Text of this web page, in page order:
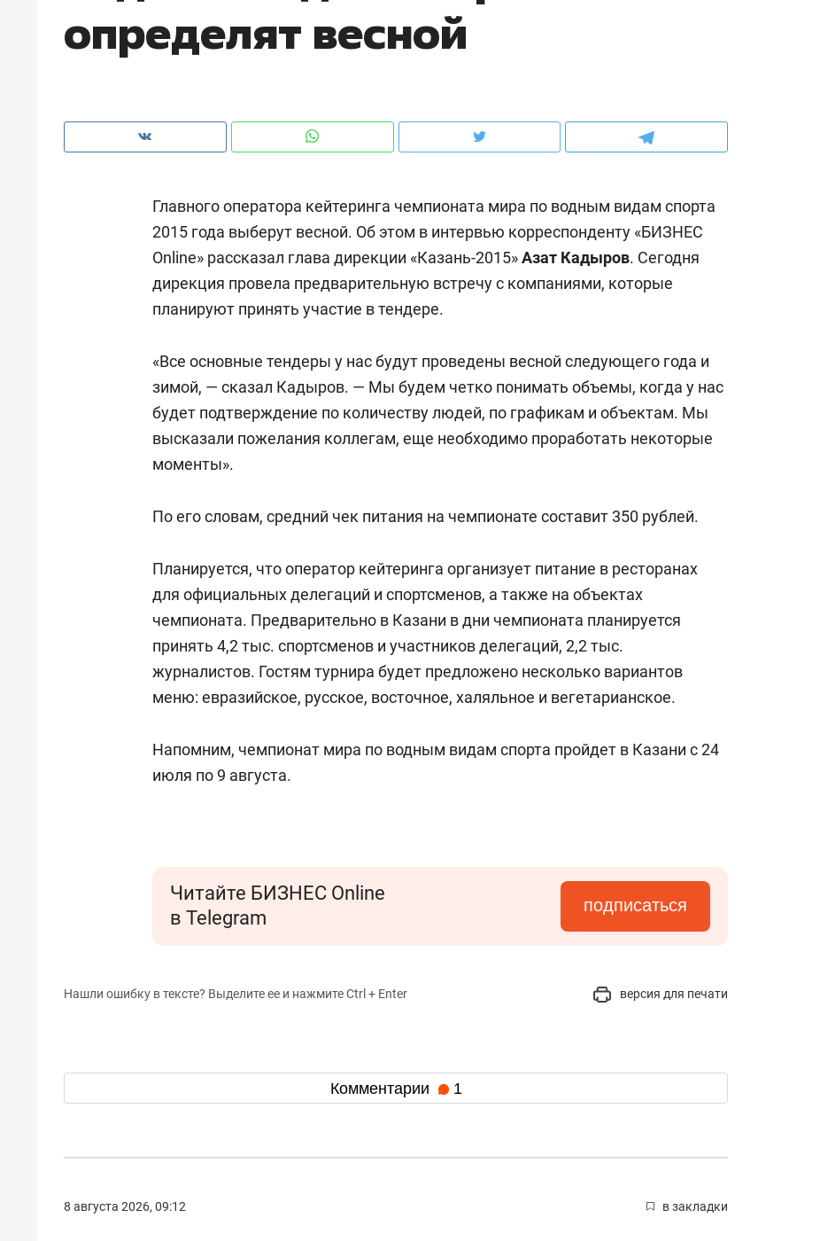
определят весной
Главного оператора кейтеринга чемпионата мира по водным видам спорта
2015 года выберут весной. Об этом в интервью корреспонденту «БИЗНЕС
Online» рассказал глава дирекции «Казань-2015»Азат Кадыров. Сегодня
дирекция провела предварительную встречу с компаниями, которые
планируют принять участие в тендере.
«Все основные тендеры у нас будут проведены весной следующего года и
зимой, — сказал Кадыров. — Мы будем четко понимать объемы, когда у нас
будет подтверждение по количеству людей, по графикам и объектам. Мы
высказали пожелания коллегам, еще необходимо проработать некоторые
моменты».
По его словам, средний чек питания на чемпионате составит 350 рублей.
Планируется, что оператор кейтеринга организует питание в ресторанах
для официальных делегаций и спортсменов, а также на объектах
чемпионата. Предварительно в Казани в дни чемпионата планируется
принять 4,2 тыс. спортсменов и участников делегаций, 2,2 тыс.
журналистов. Гостям турнира будет предложено несколько вариантов
меню: евразийское, русское, восточное, халяльное и вегетарианское.
Напомним, чемпионат мира по водным видам спорта пройдет в Казани с 24
июля по 9 августа.
Читайте БИЗНЕС Online
в Telegram
подписаться
Нашли ошибку в тексте? Выделите ее и нажмите Ctrl + Enter версия для печати
Комментарии 1
8 августа 2026, 09:12 в закладки
чем интересен Оман?
о трехкратном росте цен, дотошных
клиентах и чудных запросах мастеров
создают оазис жилого
комфорта под Казанью
Рекомендуем
150 камер до квартиры и Face
ID вместо ключа: какой будет
безопасность в ЖК «Нова»
природе, работа
с ментальным и физическим
состоянием как основа